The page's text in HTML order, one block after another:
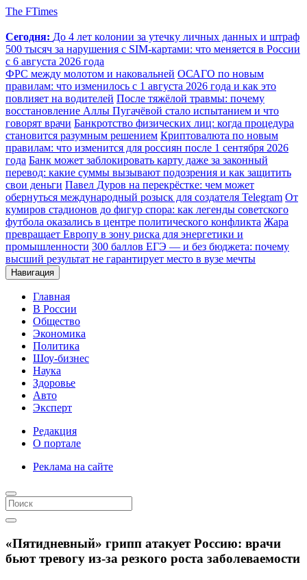
The FTimes
Сегодня: До 4 лет колонии за утечку личных данных и штраф
500 тысяч за нарушения с SIM-картами: что меняется в России
с 6 августа 2026 года
ФРС между молотом и наковальней ОСАГО по новым
правилам: что изменилось с 1 августа 2026 года и как это
повлияет на водителей После тяжёлой травмы: почему
восстановление Аллы Пугачёвой стало испытанием и что
говорят врачи Банкротство физических лиц: когда процедура
становится разумным решением Криптовалюта по новым
правилам: что изменится для россиян после 1 сентября 2026
года Банк может заблокировать карту даже за законный
перевод: какие суммы вызывают подозрения и как защитить
свои деньги Павел Дуров на перекрёстке: чем может
обернуться международный розыск для создателя Telegram От
кумиров стадионов до фигур спора: как легенды советского
футбола оказались в центре политического конфликта Жара
превращает Европу в зону риска для энергетики и
промышленности 300 баллов ЕГЭ — и без бюджета: почему
высший результат не гарантирует место в вузе мечты
Навигация
Главная
В России
Общество
Экономика
Политика
Шоу-бизнес
Наука
Здоровье
Авто
Эксперт
Редакция
О портале
Реклама на сайте
«Пятидневный» грипп атакует Россию: врачи
бьют тревогу из-за резкого роста заболеваемости